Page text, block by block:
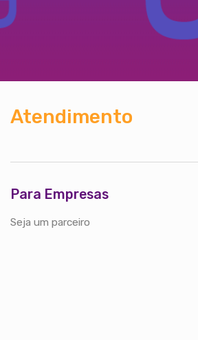
Atendimento
Para Empresas
Seja um parceiro